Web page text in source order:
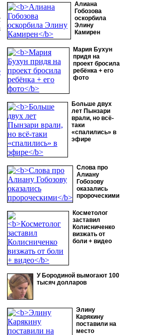
Алиана
Гобозова
оскорбила
Элину
Камирен
Мария Бухун
придя на
проект бросила
ребёнка + его
фото
Больше двух
лет Пынзари
врали, но всё-
таки
«спалились» в
эфире
Слова про
Алиану
Гобозову
оказались
пророческими
Косметолог
заставил
Колисниченко
визжать от
боли + видео
У Бородиной вымогают 100
тысяч долларов
Элину
Карякину
поставили на
место